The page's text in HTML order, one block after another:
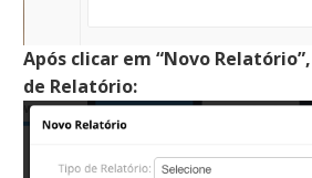
Após clicar em “Novo
de Relatório: